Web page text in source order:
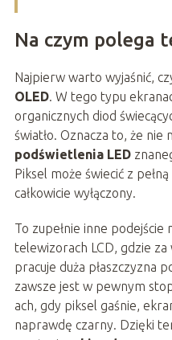
Na czym polega
Najpierw warto wyjaśnić,
OLED. W tego typu
organicznych diod
światło. Oznacza to, że nie
podświetlenia LED
Piksel może świecić z
całkowicie wyłączony.
To zupełnie inne podejście
telewizorach LCD, gdzie za
pracuje duża płaszczyzna
zawsze jest w pewnym
ach, gdy piksel gaśnie,
naprawdę czarny. Dzięki